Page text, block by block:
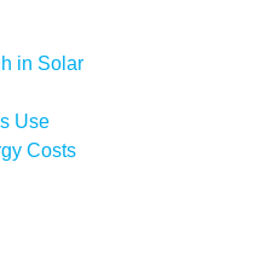
in Solar
Use
Costs